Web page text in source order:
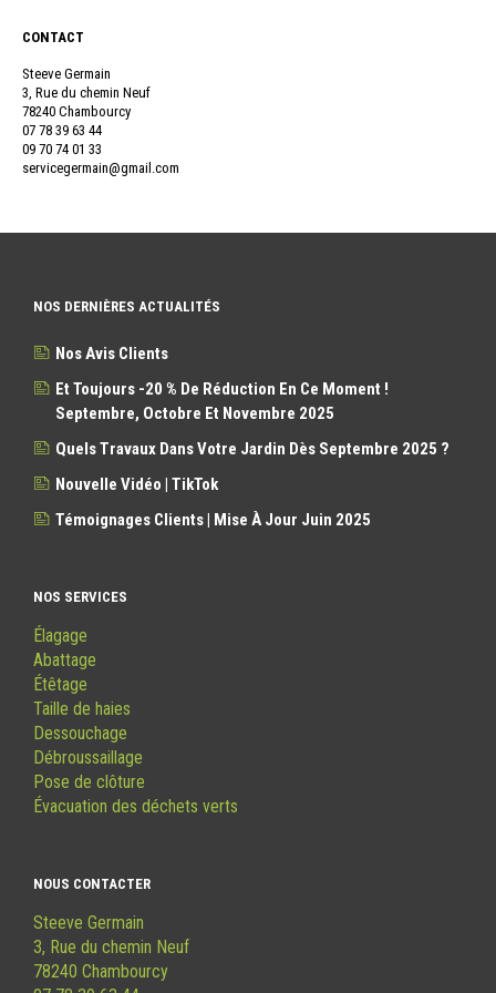
CONTACT
Steeve Germain
3, Rue du chemin Neuf
78240 Chambourcy
07 78 39 63 44
09 70 74 01 33
servicegermain@gmail.com
NOS DERNIÈRES ACTUALITÉS
Nos Avis Clients
Et Toujours -20 % De Réduction En Ce Moment !
Septembre, Octobre Et Novembre 2025
Quels Travaux Dans Votre Jardin Dès Septembre 2025 ?
Nouvelle Vidéo | TikTok
Témoignages Clients | Mise À Jour Juin 2025
NOS SERVICES
Élagage
Abattage
Étêtage
Taille de haies
Dessouchage
Débroussaillage
Pose de clôture
Évacuation des déchets verts
NOUS CONTACTER
Steeve Germain
3, Rue du chemin Neuf
78240 Chambourcy